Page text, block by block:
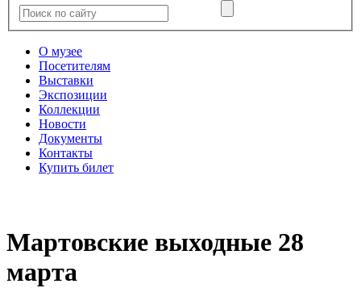
О музее
Посетителям
Выставки
Экспозиции
Коллекции
Новости
Документы
Контакты
Купить билет
Мартовские выходные 28
марта